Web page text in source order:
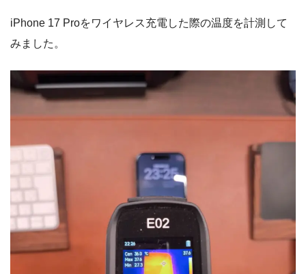
iPhone 17 Proをワイヤレス充電した際の温度を計測して
みました。